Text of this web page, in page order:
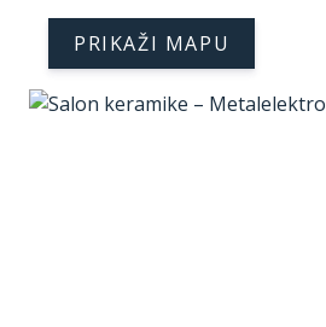
PRIKAŽI MAPU